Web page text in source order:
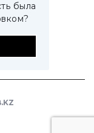
была